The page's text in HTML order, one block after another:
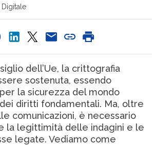
dell’Ue, la crittografia
sostenuta, essendo
la sicurezza del mondo
diritti fondamentali. Ma, oltre
comunicazioni, è necessario
la legittimità delle indagini e le
legate. Vediamo come